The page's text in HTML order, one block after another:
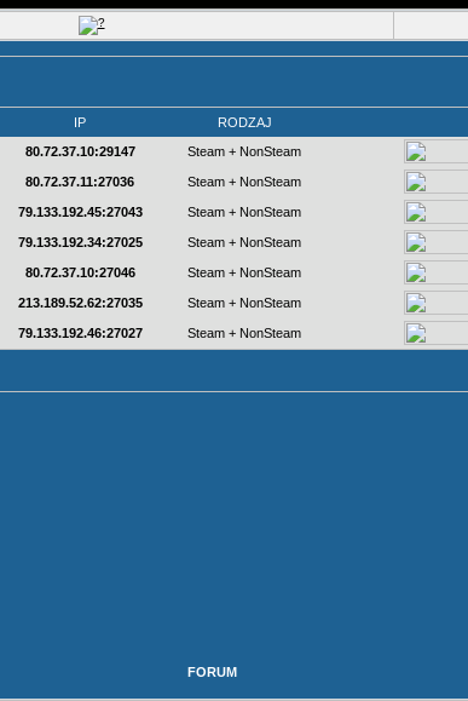
IP RODZAJ
80.72.37.10:29147 Steam + NonSteam
80.72.37.11:27036 Steam + NonSteam
79.133.192.45:27043 Steam + NonSteam
79.133.192.34:27025 Steam + NonSteam
80.72.37.10:27046 Steam + NonSteam
213.189.52.62:27035 Steam + NonSteam
79.133.192.46:27027 Steam + NonSteam
FORUM